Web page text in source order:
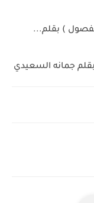
) بقلم...
جمانه السعيدي